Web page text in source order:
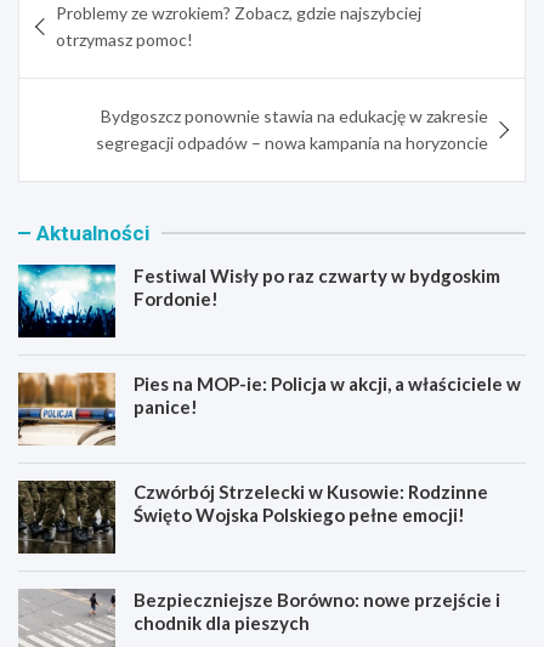
wpisu
Problemy ze wzrokiem? Zobacz, gdzie najszybciej
otrzymasz pomoc!
Bydgoszcz ponownie stawia na edukację w zakresie
segregacji odpadów – nowa kampania na horyzoncie
Aktualności
Festiwal Wisły po raz czwarty w bydgoskim
Fordonie!
Pies na MOP-ie: Policja w akcji, a właściciele w
panice!
Czwórbój Strzelecki w Kusowie: Rodzinne
Święto Wojska Polskiego pełne emocji!
Bezpieczniejsze Borówno: nowe przejście i
chodnik dla pieszych